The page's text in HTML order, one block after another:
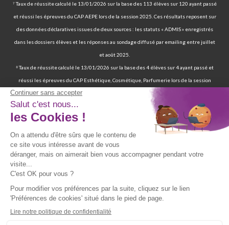
⁷ Taux de réussite calculé le 13/01/2026 sur la base des 113 élèves sur 120 ayant passé
et réussi les épreuves du CAP AEPE lors de la session 2025. Ces résultats reposent sur
des données déclaratives issues de deux sources : les statuts « ADMIS » enregistrés
dans les dossiers élèves et les réponses au sondage diffusé par emailing entre juillet
et août 2025.
⁸ Taux de réussite calculé le 13/01/2026 sur la base des 4 élèves sur 4 ayant passé et
réussi les épreuves du CAP Esthétique, Cosmétique, Parfumerie lors de la session
2025. Ces résultats reposent sur des données déclaratives issues de deux sources : les
statuts « ADMIS » enregistrés dans les dossiers élèves et les réponses au sondage
diffusé par emailing entre juillet et août 2025.
⁹ 70 % de nos élèves ont d’ailleurs réussi les épreuves finales de la certification
professionnelle d’auxiliaire de vie. | 97 % de nos élèves ont trouvé un emploi six mois
après avoir terminé leur formation certifiante d’auxiliaire de vie. | Deux ans après leur
formation, 90 % d'entre eux ont trouvé un emploi d’auxiliaire de vie. Source : statistiques
lors de la présentation du dossier de renouvellement de la certification professionnelle
d’auxiliaire de vie en date du 19/07/024 et ayant passé les épreuves finales entre 2019